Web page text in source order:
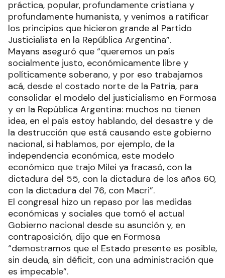
práctica, popular, profundamente cristiana y
profundamente humanista, y venimos a ratificar
los principios que hicieron grande al Partido
Justicialista en la República Argentina”.
Mayans aseguró que “queremos un país
socialmente justo, económicamente libre y
políticamente soberano, y por eso trabajamos
acá, desde el costado norte de la Patria, para
consolidar el modelo del justicialismo en Formosa
y en la República Argentina: muchos no tienen
idea, en el país estoy hablando, del desastre y de
la destrucción que está causando este gobierno
nacional, si hablamos, por ejemplo, de la
independencia económica, este modelo
económico que trajo Milei ya fracasó, con la
dictadura del 55, con la dictadura de los años 60,
con la dictadura del 76, con Macri”.
El congresal hizo un repaso por las medidas
económicas y sociales que tomó el actual
Gobierno nacional desde su asunción y, en
contraposición, dijo que en Formosa
“demostramos que el Estado presente es posible,
sin deuda, sin déficit, con una administración que
es impecable”.